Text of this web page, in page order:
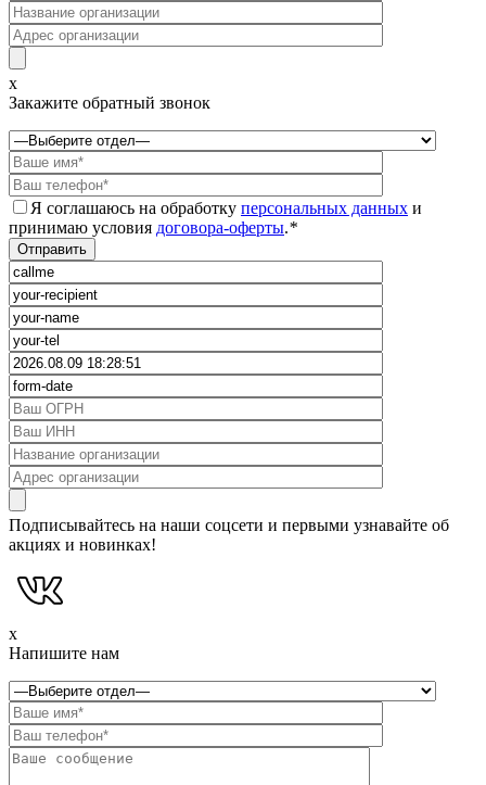
x
Закажите обратный звонок
Я соглашаюсь на обработку персональных данных и
принимаю условия договора-оферты.*
Подписывайтесь на наши соцсети и первыми узнавайте об
акциях и новинках!
x
Напишите нам